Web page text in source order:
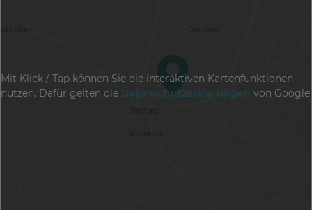
Mit Klick / Tap können Sie die interaktiven Kartenfunktionen
nutzen. Dafür gelten die Datenschutzerklärungen von Google